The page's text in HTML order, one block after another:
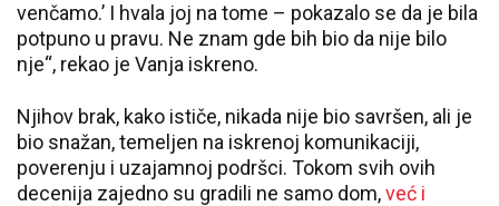
venčamo.’ I hvala joj na tome – pokazalo se da je bila
potpuno u pravu. Ne znam gde bih bio da nije bilo
nje“, rekao je Vanja iskreno.
Njihov brak, kako ističe, nikada nije bio savršen, ali je
bio snažan, temeljen na iskrenoj komunikaciji,
poverenju i uzajamnoj podršci. Tokom svih ovih
decenija zajedno su gradili ne samo dom,već i